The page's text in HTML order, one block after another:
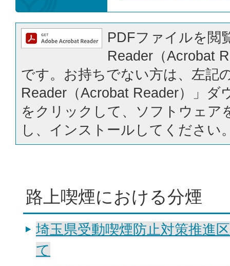
PDFファイルを閲
Reader（Acrobat
です。お持ちでない方は、左記
Reader（Acrobat Reader）」ダ
をクリックして、ソフトウェア
し、インストールしてください
路上喫煙における分煙
埼玉県受動喫煙防止対策推進
て